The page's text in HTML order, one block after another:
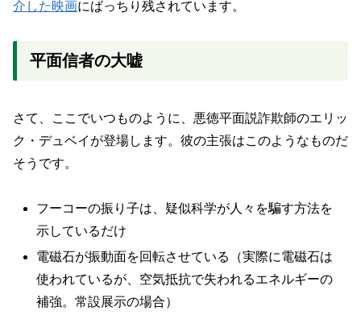
介した映画にばっちり残されています。
平面信者の大嘘
さて、ここでいつものように、悪徳平面説詐欺師のエリッ
ク・デュベイが登場します。彼の主張はこのようなものだ
そうです。
フーコーの振り子は、疑似科学が人々を騙す方法を
示しているだけ
電磁石が振動面を回転させている（実際に電磁石は
使われているが、空気抵抗で失われるエネルギーの
補強。常設展示の場合）